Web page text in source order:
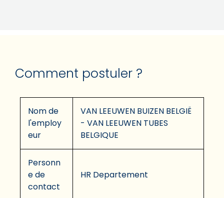
Comment postuler ?
Nom de
l'employ
eur
VAN LEEUWEN BUIZEN BELGIË
- VAN LEEUWEN TUBES
BELGIQUE
Personn
e de
contact
HR Departement